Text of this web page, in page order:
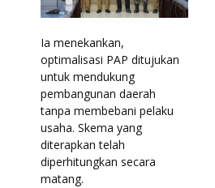
Ia menekankan,
optimalisasi PAP ditujukan
untuk mendukung
pembangunan daerah
tanpa membebani pelaku
usaha. Skema yang
diterapkan telah
diperhitungkan secara
matang.